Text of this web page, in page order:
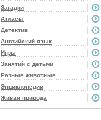
Загадки
Атласы
Детектив
Английский язык
Игры
Занятий с детьми
Разные животные
Энциклопедии
Живая природа